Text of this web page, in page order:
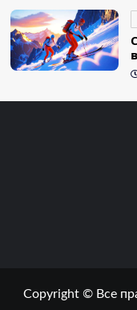
Copyright © Все